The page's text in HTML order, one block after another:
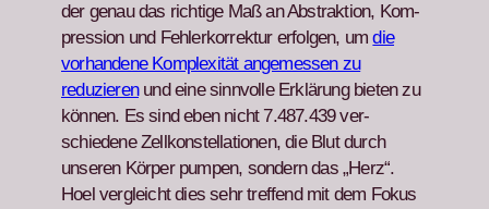
der genau das richtige Maß an Abstrak­tion, Kom­
pres­sion und Fehlerko­r­rek­tur erfol­gen, umdie
vorhan­dene Kom­plex­ität angemessen zu
reduzierenund eine sin­nvolle Erk­lärung bieten zu
kön­nen. Es sind eben nicht 7.487.439 ver­
schiedene Zel­lkon­stel­la­tio­nen, die Blut durch
unseren Kör­p­er pumpen, son­dern das „Herz“.
Hoel ver­gle­icht dies sehr tre­f­fend mit dem Fokus